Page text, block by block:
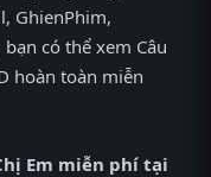
GhienPhim,
có thể xem Câu
hoàn toàn miễn
Em miễn phí tại